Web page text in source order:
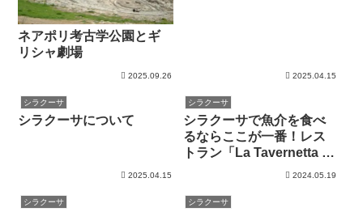
ネアポリ考古学公園とギ
リシャ劇場
2025.09.26 2025.04.15
シラクーサ
シラクーサについて
2025.04.15
シラクーサ
シラクーサで魚介を食べ
るならここが一番！レス
トラン「La Tavernetta da
Piero」に行ってきました
2024.05.19
シラクーサ シラクーサ